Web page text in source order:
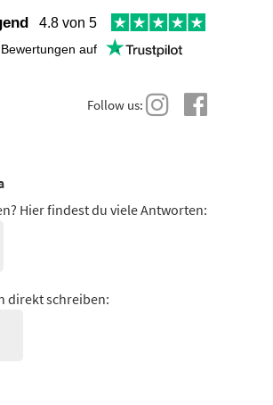
4.8 von 5
Bewertungen auf
Follow us:
Hier findest du viele Antworten:
direkt schreiben: